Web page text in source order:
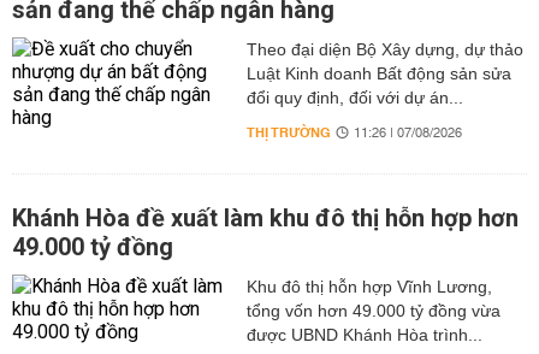
sản đang thế chấp ngân hàng
Theo đại diện Bộ Xây dựng, dự thảo
Luật Kinh doanh Bất động sản sửa
đổi quy định, đối với dự án...
THỊ TRƯỜNG 11:26 | 07/08/2026
Khánh Hòa đề xuất làm khu đô thị hỗn hợp hơn
49.000 tỷ đồng
Khu đô thị hỗn hợp Vĩnh Lương,
tổng vốn hơn 49.000 tỷ đồng vừa
được UBND Khánh Hòa trình...